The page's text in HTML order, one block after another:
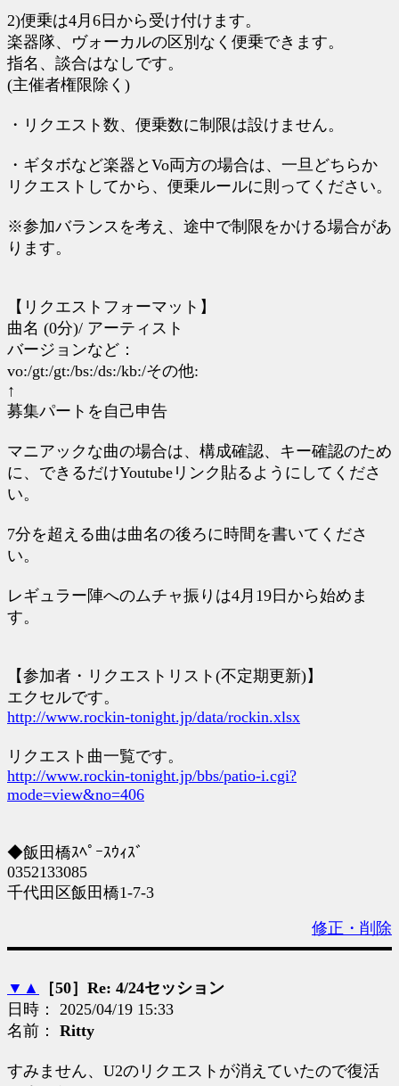
2)便乗は4月6日から受け付けます。
楽器隊、ヴォーカルの区別なく便乗できます。
指名、談合はなしです。
(主催者権限除く)
・リクエスト数、便乗数に制限は設けません。
・ギタボなど楽器とVo両方の場合は、一旦どちらか
リクエストしてから、便乗ルールに則ってください。
※参加バランスを考え、途中で制限をかける場合があ
ります。
【リクエストフォーマット】
曲名 (0分)/ アーティスト
バージョンなど：
vo:/gt:/gt:/bs:/ds:/kb:/その他:
↑
募集パートを自己申告
マニアックな曲の場合は、構成確認、キー確認のため
に、できるだけYoutubeリンク貼るようにしてくださ
い。
7分を超える曲は曲名の後ろに時間を書いてくださ
い。
レギュラー陣へのムチャ振りは4月19日から始めま
す。
【参加者・リクエストリスト(不定期更新)】
エクセルです。
http://www.rockin-tonight.jp/data/rockin.xlsx
リクエスト曲一覧です。
http://www.rockin-tonight.jp/bbs/patio-i.cgi?
mode=view&no=406
◆飯田橋ｽﾍﾟｰｽｳｨｽﾞ
0352133085
千代田区飯田橋1-7-3
修正・削除
▼ ▲
［50］Re: 4/24セッション
日時： 2025/04/19 15:33
名前： Ritty
すみません、U2のリクエストが消えていたので復活